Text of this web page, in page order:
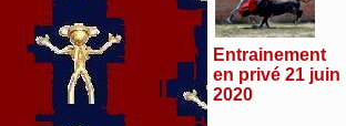
Entrainement
en privé 21 juin
2020